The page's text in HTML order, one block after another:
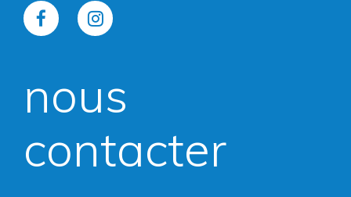
Lien
le
Facebook
Lien
le
Instagram
nous
contacter